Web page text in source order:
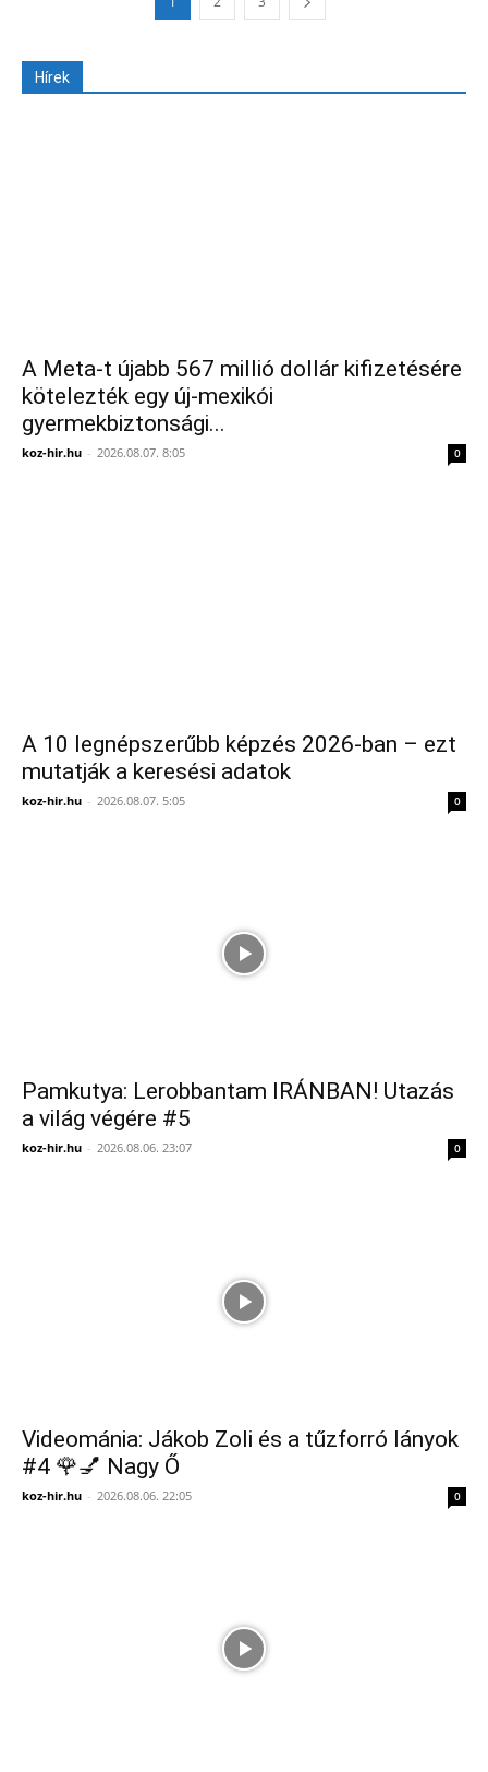
Hírek
A Meta-t újabb 567 millió dollár kifizetésére
kötelezték egy új-mexikói
gyermekbiztonsági...
koz-hir.hu - 2026.08.07. 8:05 0
A 10 legnépszerűbb képzés 2026-ban – ezt
mutatják a keresési adatok
koz-hir.hu - 2026.08.07. 5:05 0
Pamkutya: Lerobbantam IRÁNBAN! Utazás
a világ végére #5
koz-hir.hu - 2026.08.06. 23:07 0
Videománia: Jákob Zoli és a tűzforró lányok
#4 🌹💅 Nagy Ő
koz-hir.hu - 2026.08.06. 22:05 0